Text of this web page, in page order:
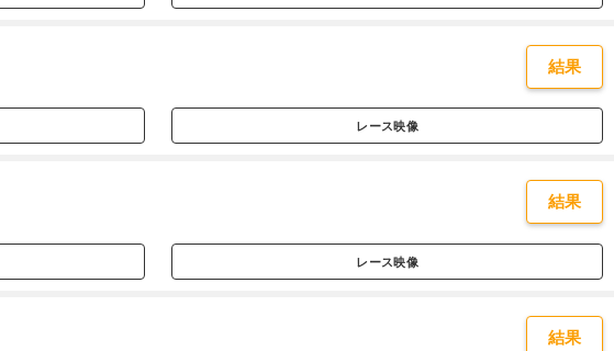
結果
レース映像
結果
レース映像
結果